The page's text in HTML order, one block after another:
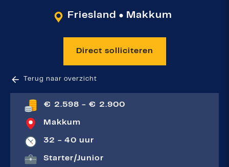
Friesland ● Makkum
Direct solliciteren
Terug naar overzicht
€ 2.598 - € 2.900
Makkum
32 - 40 uur
Starter|Junior